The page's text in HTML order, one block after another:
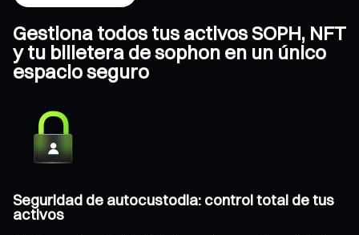
Gestiona todos tus activos SOPH, NFT
y tu billetera de sophon en un único
espacio seguro
Seguridad de autocustodia: control total de tus
activos